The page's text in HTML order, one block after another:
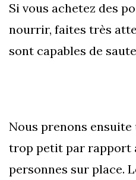
Si vous achetez des
nourrir, faites très
sont capables de
Nous prenons ensuite
trop petit par rapport
personnes sur place.